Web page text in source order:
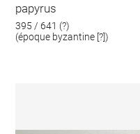
papyrus
395 / 641 (?)
(époque byzantine [?])